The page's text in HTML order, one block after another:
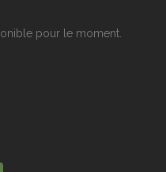
pour le moment.